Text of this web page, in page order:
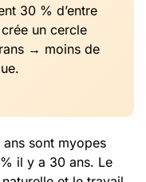
30 % d’entre
un cercle
→ moins de
sont myopes
il y a 30 ans. Le